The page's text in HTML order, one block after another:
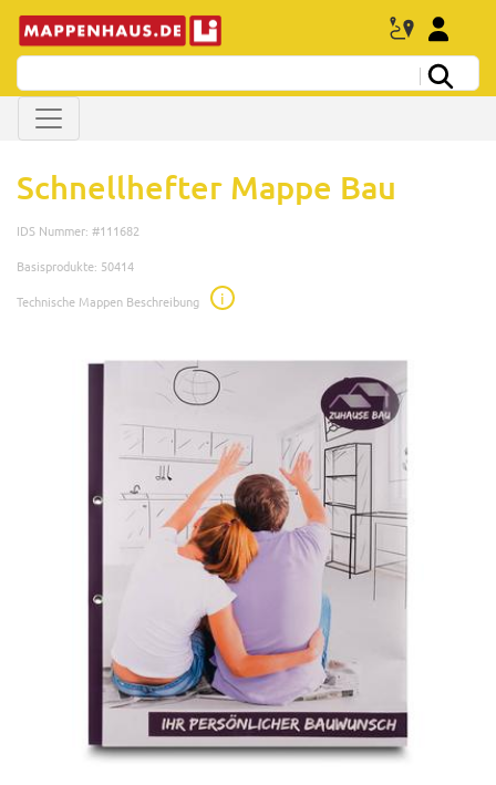
Schnellhefter Mappe Bau
IDS Nummer: #111682
Basisprodukte: 50414
Technische Mappen Beschreibung
i